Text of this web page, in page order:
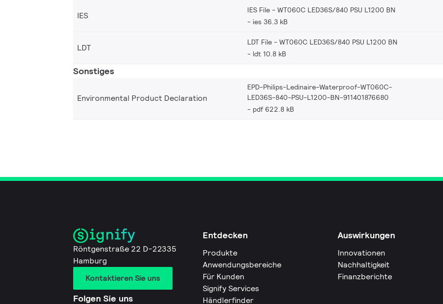
IES
IES File - WT060C LED36S/840 PSU L1200 BN
ies 36.3 kB
LDT
LDT File - WT060C LED36S/840 PSU L1200 BN
ldt 10.8 kB
Sonstiges
Environmental Product Declaration
EPD-Philips-Ledinaire-Waterproof-WT060C-
LED36S-840-PSU-L1200-BN-911401876680
pdf 622.8 kB
Röntgenstraße 22 D-22335
Hamburg
Kontaktieren Sie uns
Folgen Sie uns
Entdecken
Produkte
Anwendungsbereiche
Für Kunden
Signify Services
Händlerfinder
Auswirkungen
Innovationen
Nachhaltigkeit
Finanzberichte